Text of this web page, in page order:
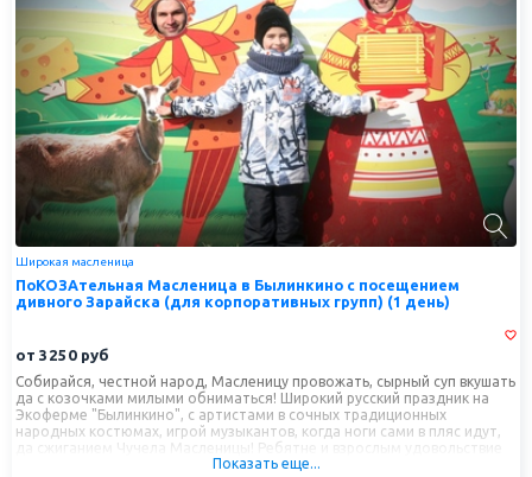
Широкая масленица
ПоКОЗАтельная Масленица в Былинкино с посещением
дивного Зарайска (для корпоративных групп) (1 день)
от 3250 руб
Собирайся, честной народ, Масленицу провожать, сырный суп вкушать
да с козочками милыми обниматься! Широкий русский праздник на
Экоферме "Былинкино", с артистами в сочных традиционных
народных костюмах, игрой музыкантов, когда ноги сами в пляс идут,
да сжиганием Чучела Масленицы! Ребятне и взрослым удовольствие
приготовлено – проверить сноровку в спортивных активностях,
Показать еще...